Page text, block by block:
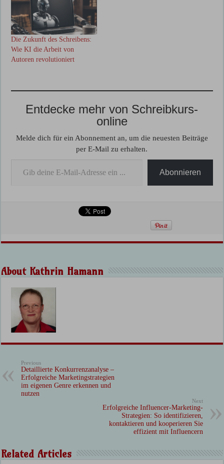
Die Zukunft des Schreibens:
Wie KI die Arbeit von
Autoren revolutioniert
Entdecke mehr von Schreibkurs-
online
Melde dich für ein Abonnement an, um die neuesten Beiträge
per E-Mail zu erhalten.
Abonnieren
About Kathrin Hamann
Previous
Detaillierte Konkurrenzanalyse –
Erfolgreiche Marketingstrategien
im eigenen Genre erkennen und
nutzen
Next
Erfolgreiche Influencer-Marketing-
Strategien: So identifizieren,
kontaktieren und kooperieren Sie
effizient mit Influencern
Related Articles